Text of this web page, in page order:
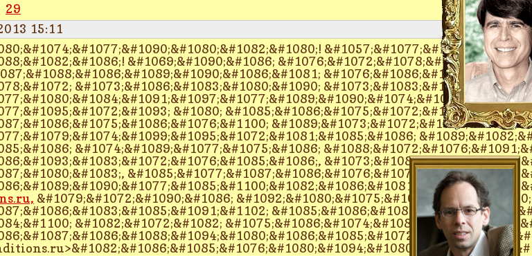
29
15:11
&#1069;&#1090;&#1086; &#1076;&#1072;&#1078;&#1077;
&#1073;&#1086;&#1083;&#1080;&#1090; &#1073;&#1083;&#1080;&#1085;,
&#1080; &#1085;&#1086;&#1075;&#1072;&#1093;,
&#1074;&#1089;&#1077;&#1075;&#1086;
&#1079;&#1072;&#1090;&#1086;
&#1082;&#1072;&#1082;